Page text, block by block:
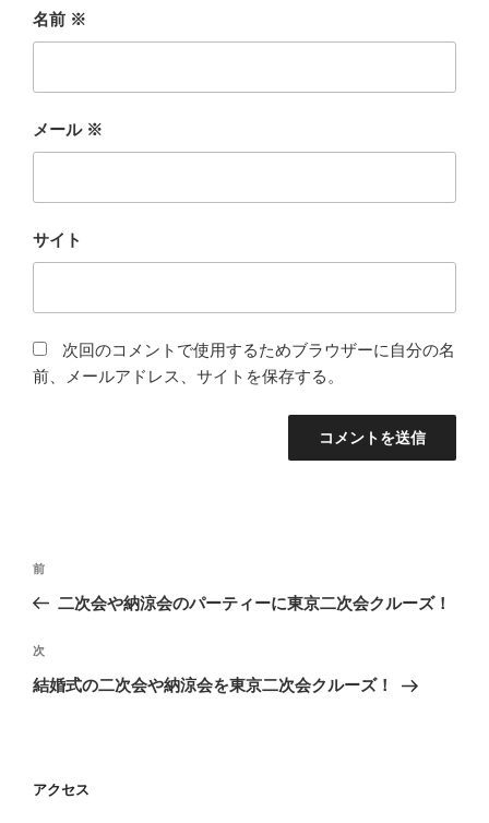
名前 ※
メール ※
サイト
次回のコメントで使用するためブラウザーに自分の名
前、メールアドレス、サイトを保存する。
投
ビ
ゲ
ン
前
の
稿
前
二次会や納涼会のパーティーに東京二次会クルーズ！
次
の
次
結婚式の二次会や納涼会を東京二次会クルーズ！
アクセス